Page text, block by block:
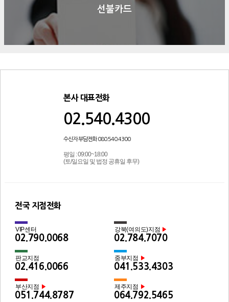
선불카드
본사 대표전화
02.540.4300
수신자 부담전화 080.540.4300
평일 : 09:00~18:00
(토/일요일 및 법정 공휴일 후무)
전국 지점전화
VIP센터
02.790.0068
강북(여의도)지점 ▶
02.784.7070
판교지점
02.416.0066
중부지점 ▶
041.533.4303
부산지점 ▶
051.744.8787
제주지점 ▶
064.792.5465